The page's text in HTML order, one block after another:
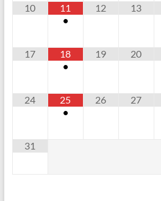
10
11
•
12 13
17
18
•
19 20
24
25
•
26 27
31